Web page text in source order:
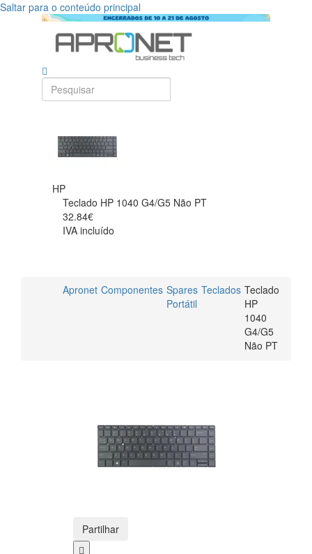
Saltar para o conteúdo principal
HP
Teclado HP 1040 G4/G5 Não PT
32.84€
IVA incluído
Apronet Componentes Spares
Portátil
Teclados Teclado
HP
1040
G4/G5
Não PT
Partilhar